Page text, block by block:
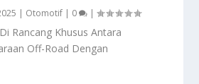
| Otomotif | 0 |
Rancang Khusus Antara
Off-Road Dengan